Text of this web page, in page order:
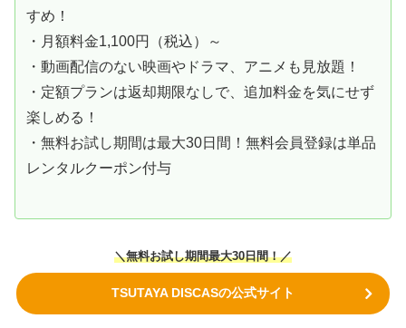
すめ！
・月額料金1,100円（税込）～
・動画配信のない映画やドラマ、アニメも見放題！
・定額プランは返却期限なしで、追加料金を気にせず
楽しめる！
・無料お試し期間は最大30日間！無料会員登録は単品
レンタルクーポン付与
＼無料お試し期間最大30日間！／
TSUTAYA DISCASの公式サイト